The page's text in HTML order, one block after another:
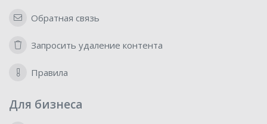
Обратная связь
Запросить удаление контента
Правила
Для бизнеса